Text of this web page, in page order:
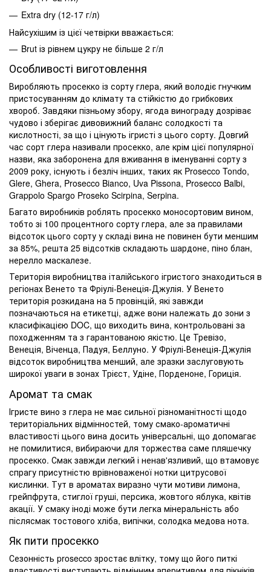
Extra dry (12-17 г/л)
Найсухішим із цієї четвірки вважається:
Brut із рівнем цукру не більше 2 г/л
Особливості виготовлення
Виробляють просекко із сорту глера, який володіє гнучким
пристосуванням до клімату та стійкістю до грибкових
хвороб. Завдяки пізньому збору, ягода винограду дозріває
чудово і зберігає дивовижний баланс солодкості та
кислотності, за що і цінують ігристі з цього сорту. Довгий
час сорт глера називали просекко, але крім цієї популярної
назви, яка заборонена для вживання в іменуванні сорту з
2009 року, існують і безліч інших, таких як Prosecco Tondo,
Glere, Ghera, Prosecco Bianco, Uva Pissona, Prosecco Balbi,
Grappolo Spargo Proseko Scirpina, Serpina.
Багато виробників роблять просекко моносортовим вином,
тобто зі 100 процентного сорту глера, але за правилами
відсоток цього сорту у складі вина не повинен бути меншим
за 85%, решта 25 відсотків складають шардоне, піно блан,
нерелло маскалезе.
Територія виробництва італійського ігристого знаходиться в
регіонах Венето та Фріулі-Венеція-Джулія. У Венето
територія розкидана на 5 провінцій, які завжди
позначаються на етикетці, адже вони належать до зони з
класифікацією DOC, що виходить вина, контрольовані за
походженням та з гарантованою якістю. Це Тревізо,
Венеція, Віченца, Падуя, Беллуно. У Фріулі-Венеція-Джулія
відсоток виробництва менший, але зразки заслуговують
широкої уваги в зонах Трієст, Удіне, Порденоне, Гориція.
Аромат та смак
Ігристе вино з глера не має сильної різноманітності щодо
територіальних відмінностей, тому смако-ароматичні
властивості цього вина досить універсальні, що допомагає
не помилитися, вибираючи для торжества саме пляшечку
просекко. Смак завжди легкий і ненав'язливий, що втамовує
спрагу присутністю врівноваженої нотки цитрусової
кислинки. Тут в ароматах виразно чути мотиви лимона,
грейпфрута, стиглої груші, персика, жовтого яблука, квітів
акації. У смаку іноді може бути легка мінеральність або
післясмак тостового хліба, випічки, солодка медова нота.
Як пити просекко
Сезонність prosecco зростає влітку, тому що його питкі